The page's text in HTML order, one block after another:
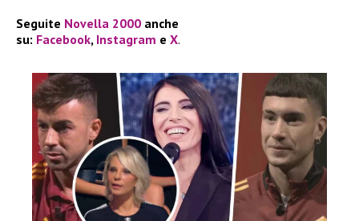
Seguite Novella 2000 anche
su: Facebook, Instagram e X.